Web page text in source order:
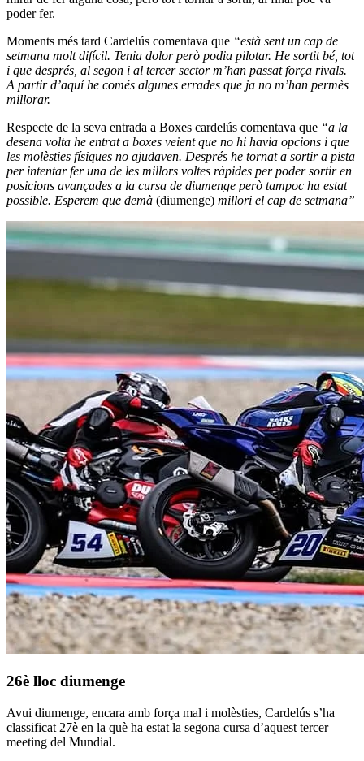
poder fer.
Moments més tard Cardelús comentava que “està sent un cap de
setmana molt difícil. Tenia dolor però podia pilotar. He sortit bé, tot
i que després, al segon i al tercer sector m’han passat força rivals.
A partir d’aquí he comés algunes errades que ja no m’han permès
millorar.
Respecte de la seva entrada a Boxes cardelús comentava que “a la
desena volta he entrat a boxes veient que no hi havia opcions i que
les molèsties físiques no ajudaven. Després he tornat a sortir a pista
per intentar fer una de les millors voltes ràpides per poder sortir en
posicions avançades a la cursa de diumenge però tampoc ha estat
possible. Esperem que demà (diumenge) millori el cap de setmana”
26è lloc diumenge
Avui diumenge, encara amb força mal i molèsties, Cardelús s’ha
classificat 27è en la què ha estat la segona cursa d’aquest tercer
meeting del Mundial.